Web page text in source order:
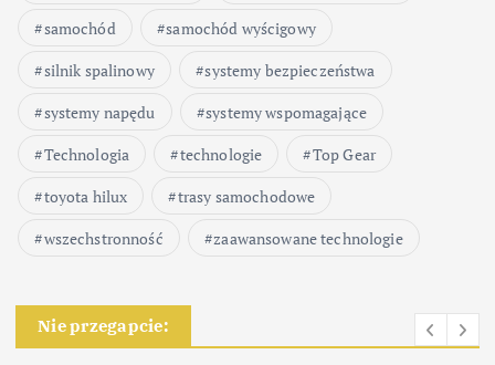
samochód
samochód wyścigowy
silnik spalinowy
systemy bezpieczeństwa
systemy napędu
systemy wspomagające
Technologia
technologie
Top Gear
toyota hilux
trasy samochodowe
wszechstronność
zaawansowane technologie
Nie przegapcie: